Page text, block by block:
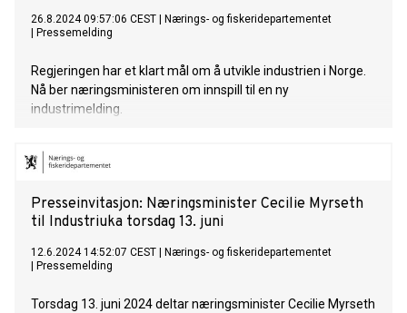
26.8.2024 09:57:06 CEST
Nærings- og fiskeridepartementet
Pressemelding
Regjeringen har et klart mål om å utvikle industrien i Norge.
Nå ber næringsministeren om innspill til en ny
industrimelding.
Presseinvitasjon: Næringsminister Cecilie Myrseth
til Industriuka torsdag 13. juni
12.6.2024 14:52:07 CEST
Nærings- og fiskeridepartementet
Pressemelding
Torsdag 13. juni 2024 deltar næringsminister Cecilie Myrseth